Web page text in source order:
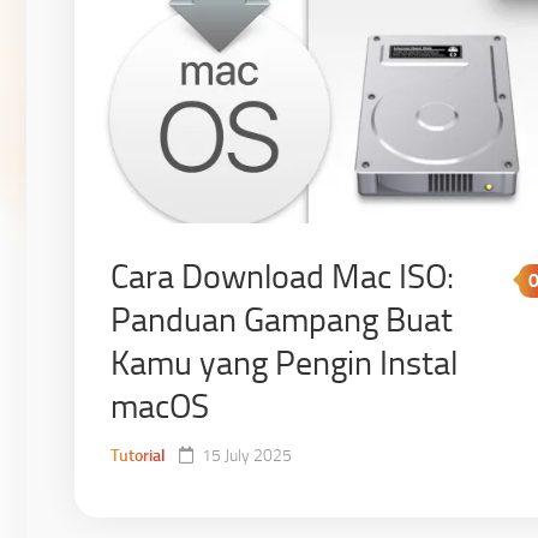
Cara Download Mac ISO:
Panduan Gampang Buat
Kamu yang Pengin Instal
macOS
0
Tutorial 15 July 2025